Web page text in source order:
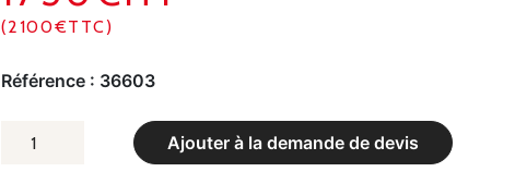
(2100€TTC)
Référence : 36603
Ajouter à la demande de devis
QUANTITÉ